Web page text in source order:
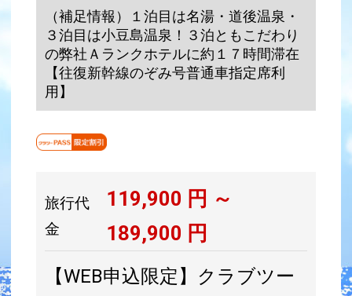
（補足情報）１泊目は名湯・道後温泉・
３泊目は小豆島温泉！３泊ともこだわり
の弊社Ａランクホテルに約１７時間滞在
【往復新幹線のぞみ号普通車指定席利
用】
旅行代
金
119,900 円 ～
189,900 円
【WEB申込限定】クラブツー